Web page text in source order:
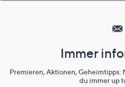
Immer
Premieren, Aktionen,
du immer up